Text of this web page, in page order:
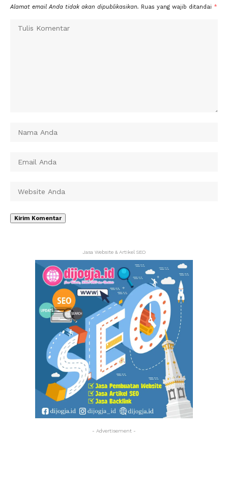
Alamat email Anda tidak akan dipublikasikan. Ruas yang wajib ditandai *
Jasa Website & Artikel SEO
- Advertisement -